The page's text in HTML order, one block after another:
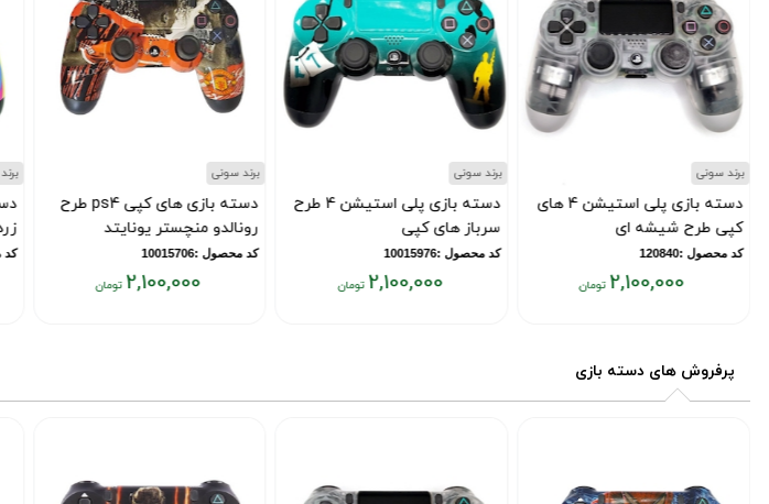
برند سونی
دسته بازی پلی استیشن 4 های
کپی طرح شیشه ای
کد محصول :120840
2,100,000
۲,۱۰۰,۰۰۰
تومان
برند سونی
دسته بازی پلی استیشن 4 طرح
سرباز های کپی
کد محصول :10015976
2,100,000
برند سونی
دسته بازی های کپی ps4 طرح
رونالدو منچستر یونایتد
کد محصول :10015706
2,100,000
کد
پرفروش های دسته بازی